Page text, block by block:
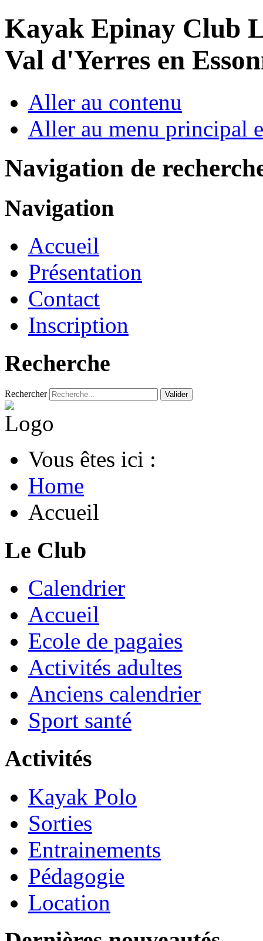
Kayak Epinay Club
Val d'Yerres en
Aller au contenu
Aller au menu principal
Navigation de
Navigation
Accueil
Présentation
Contact
Inscription
Recherche
Rechercher Valider
Vous êtes ici :
Home
Accueil
Le Club
Calendrier
Accueil
Ecole de pagaies
Activités adultes
Anciens calendrier
Sport santé
Activités
Kayak Polo
Sorties
Entrainements
Pédagogie
Location